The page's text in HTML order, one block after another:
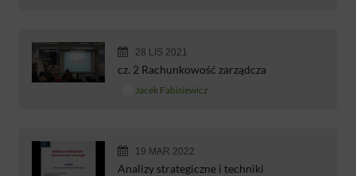
28 LIS 2021
cz. 2 Rachunkowość zarządcza
Jacek Fabisiewicz
19 MAR 2022
Analizy strategiczne i techniki